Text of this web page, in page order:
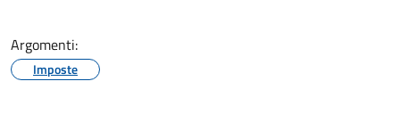
Argomenti:
Imposte